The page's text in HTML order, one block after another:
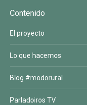
Contenido
El proyecto
Lo que hacemos
Blog #modorural
Parladoiros TV